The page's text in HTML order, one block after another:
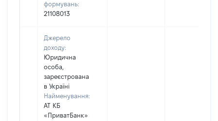
формувань:
21108013
Джерело
доходу:
Юридична
особа,
зареєстрована
в Україні
Найменування:
АТ КБ
«ПриватБанк»